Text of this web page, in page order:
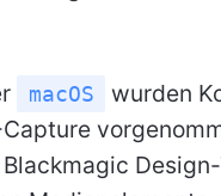
macOS
wurden